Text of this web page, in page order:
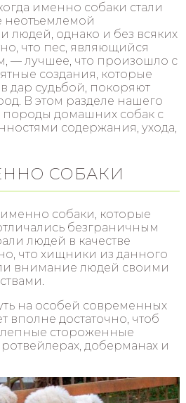
именно собаки стали
неотъемлемой
людей, однако и без всяких
что пес, являющийся
— лучшее, что произошло с
создания, которые
дар судьбой, покоряют
В этом разделе нашего
породы домашних собак с
содержания, ухода,
СОБАКИ
собаки, которые
безграничным
людей в качестве
что хищники из данного
внимание людей своими
на особей современных
вполне достаточно, чтоб
стороженные
ротвейлерах, доберманах и